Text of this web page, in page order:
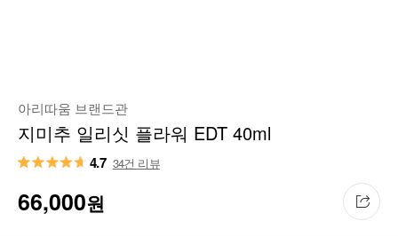
아리따움 브랜드관
지미추 일리싯 플라워 EDT 40ml
4.7 34건 리뷰
66,000원